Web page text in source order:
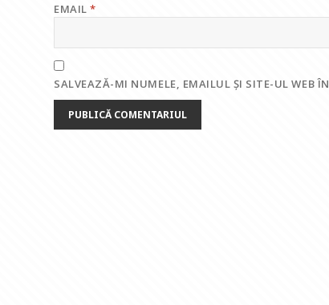
EMAIL*
SALVEAZĂ-MI NUMELE, EMAILUL ȘI SITE-UL WEB